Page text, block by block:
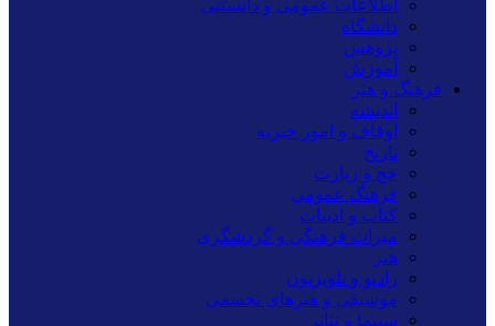
اطلاعات عمومی و دانستنی
دانشگاه
پژوهش
آموزش
فرهنگ و هنر
اندیشه
اوقاف و امور خیریه
تاریخ
حج و زیارت
فرهنگ عمومی
کتاب و ادبیات
میراث فرهنگی و گردشگری
هنر
رادیو و تلویزیون
موسیقی و هنرهای تجسمی
سینما و تئاتر